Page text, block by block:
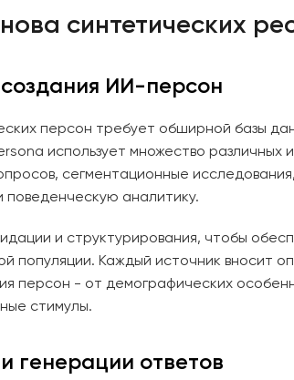
синтетических
ИИ-персон
персон требует обширной базы
использует множество различных
сегментационные
поведенческую аналитику.
и структурирования, чтобы
популяции. Каждый источник вносит
персон - от демографических
стимулы.
генерации ответов